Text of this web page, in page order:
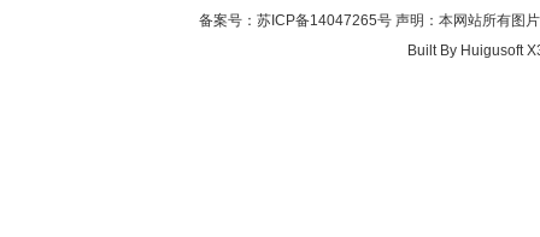
备案号：苏ICP备14047265号 声明：本网站所有图
Built By Huigusoft